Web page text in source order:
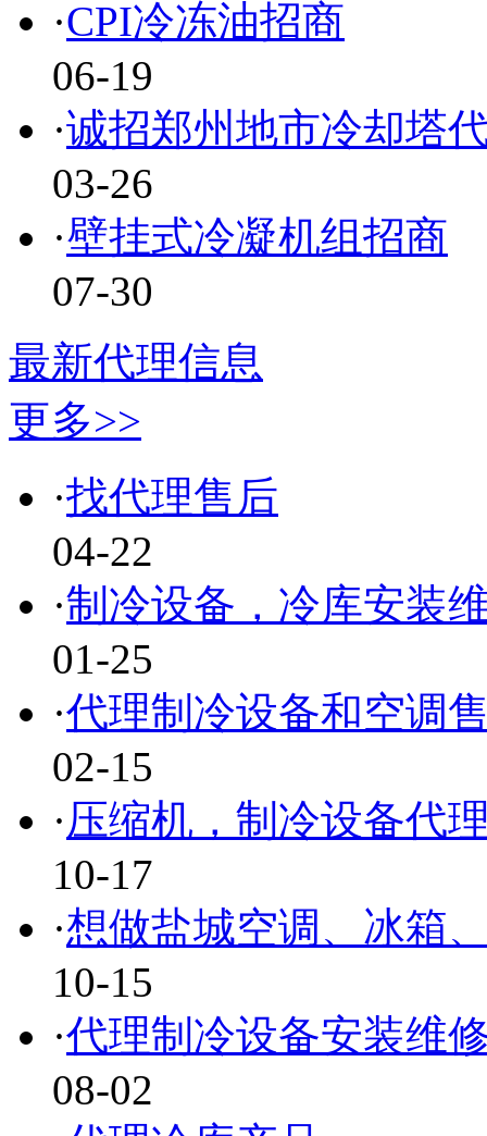
·CPI冷冻油招商
06-19
·诚招郑州地市冷却塔
03-26
·壁挂式冷凝机组招商
07-30
最新代理信息
更多>>
·找代理售后
04-22
·制冷设备，冷库安装
01-25
·代理制冷设备和空调
02-15
·压缩机，制冷设备代
10-17
·想做盐城空调、冰箱
10-15
·代理制冷设备安装维
08-02